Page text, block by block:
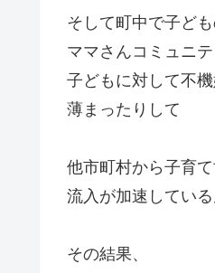
そして町中で子ど
ママさんコミュニ
子どもに対して不
薄まったりして
他市町村から子育
流入が加速している
その結果、